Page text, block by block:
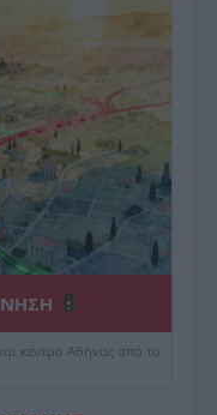
κέντρο Αθήνας από το